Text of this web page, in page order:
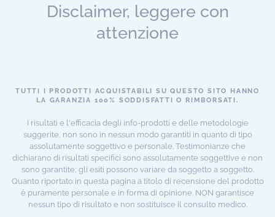
Disclaimer, leggere con
attenzione
TUTTI I PRODOTTI ACQUISTABILI SU QUESTO SITO HANNO
LA GARANZIA 100% SODDISFATTI O RIMBORSATI.
I risultati e l'efficacia degli info-prodotti e delle metodologie
suggerite, non sono in nessun modo garantiti in quanto di tipo
assolutamente soggettivo e personale. Testimonianze che
dichiarano di risultati specifici sono assolutamente soggettive e non
sono garantite; gli esiti possono variare da soggetto a soggetto.
Quanto riportato in questa pagina a titolo di recensione del prodotto
è puramente personale e in forma di opinione. NON garantisce
nessun tipo di risultato e non sostituisce il consulto medico.